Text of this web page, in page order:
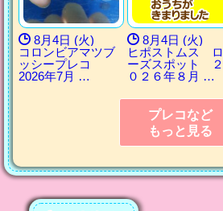
8月4日 (火)
コロンビアマツブ
ッシープレコ
2026年7月 …
8月4日 (火)
ヒポストムス ロ
ーズスポット ２
０２６年８月 …
プレコなど
もっと見る